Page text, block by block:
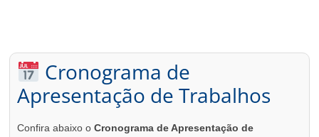
Cronograma de
Apresentação de Trabalhos
Confira abaixo oCronograma de Apresentação de